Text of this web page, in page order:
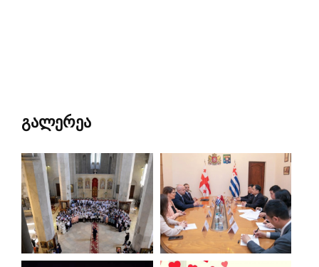
გალერეა